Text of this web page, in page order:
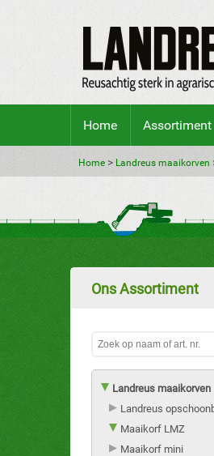
Home Assortiment
Home > Landreus maaikorven
Ons Assortiment
Landreus maaikorven
Landreus
Maaikorf LMZ
Maaikorf mini